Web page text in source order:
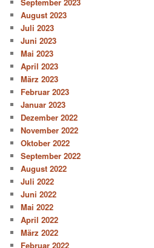
August 2023
Juli 2023
Juni 2023
Mai 2023
April 2023
März 2023
Februar 2023
Januar 2023
Dezember 2022
November 2022
Oktober 2022
September 2022
August 2022
Juli 2022
Juni 2022
Mai 2022
April 2022
März 2022
Februar 2022